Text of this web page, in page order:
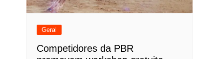
Geral
Competidores da PBR